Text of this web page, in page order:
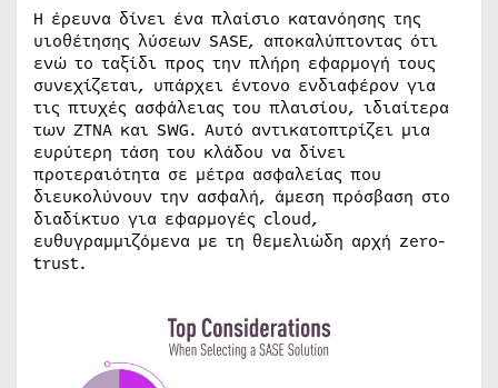
Η έρευνα δίνει ένα πλαίσιο κατανόησης της
υιοθέτησης λύσεων SASE, αποκαλύπτοντας ότι
ενώ το ταξίδι προς την πλήρη εφαρμογή τους
συνεχίζεται, υπάρχει έντονο ενδιαφέρον για
τις πτυχές ασφάλειας του πλαισίου, ιδιαίτερα
των ZTNA και SWG. Αυτό αντικατοπτρίζει μια
ευρύτερη τάση του κλάδου να δίνει
προτεραιότητα σε μέτρα ασφαλείας που
διευκολύνουν την ασφαλή, άμεση πρόσβαση στο
διαδίκτυο για εφαρμογές cloud,
ευθυγραμμιζόμενα με τη θεμελιώδη αρχή zero-
trust.